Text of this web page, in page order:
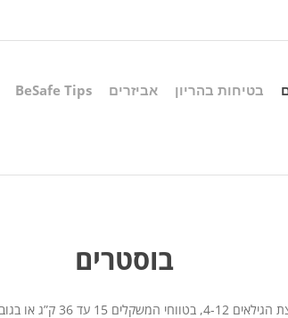
בטיחות בהריון אביזרים BeSafe Tips
בוסטרים